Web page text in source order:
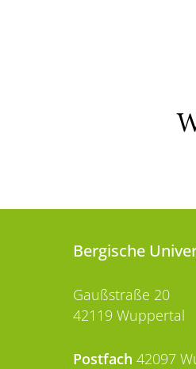
Bergische
Gaußstraße 20
42119 Wuppertal
Postfach 42097